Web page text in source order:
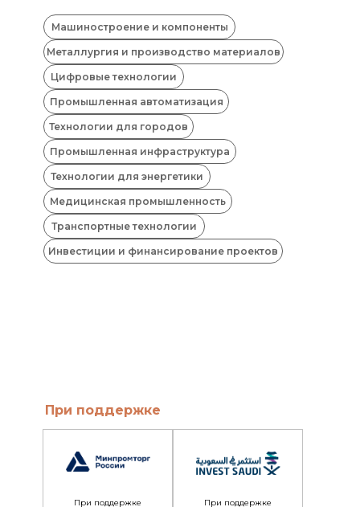
Машиностроение и компоненты
Металлургия и производство материалов
Цифровые технологии
Промышленная автоматизация
Технологии для городов
Промышленная инфраструктура
Технологии для энергетики
Медицинская промышленность
Транспортные технологии
Инвестиции и финансирование проектов
При поддержке При поддержке
При поддержке